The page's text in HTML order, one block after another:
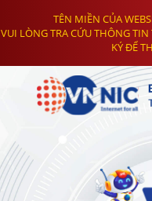
TÊN MIỀN CỦA
VUI LÒNG TRA CỨU THÔNG TIN
KÝ ĐỂ